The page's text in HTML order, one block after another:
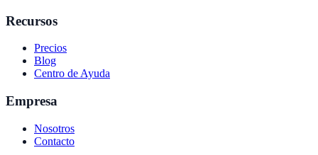
Recursos
Precios
Blog
Centro de Ayuda
Empresa
Nosotros
Contacto